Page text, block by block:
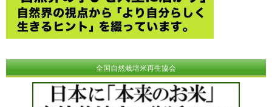
全国自然栽培米再生協会